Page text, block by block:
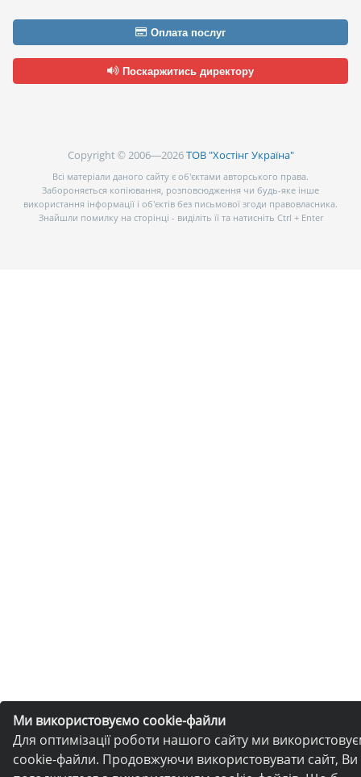
Ми використовуємо cookie-файли
Для оптимізації роботи нашого сайту ми
cookie-файли. Продовжуючи використовувати сайт, Ви
Оплата послуг
Поскаржитись директору
Copyright © 2006—2026ТОВ "Хостінг Україна"
Всі матеріали даного сайту є об’єктами авторського права.
Забороняється копіювання, розповсюдження чи будь-яке інше
використання інформації і об’єктів без письмової згоди правовласника.
Знайшли помилку на сторінці - виділіть її та натисніть Ctrl + Enter